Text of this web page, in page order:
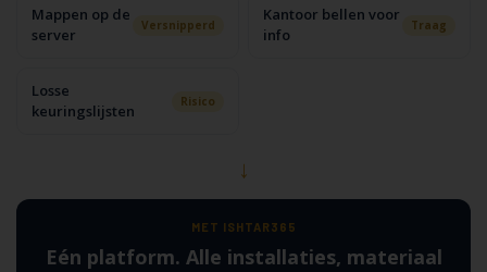
Mappen op de
server
Versnipperd
Kantoor bellen voor
info
Traag
Losse
keuringslijsten
Risico
↓
MET ISHTAR365
Eén platform. Alle installaties, materiaal